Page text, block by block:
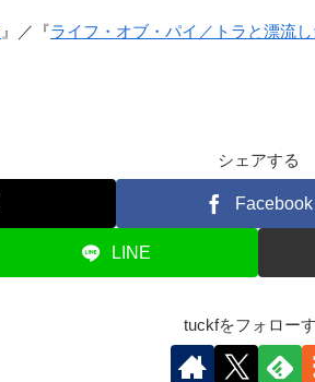
』／『ライフ・オブ・パイ／トラと漂流し
シェアする
Facebook
LINE
tuckfをフォロー